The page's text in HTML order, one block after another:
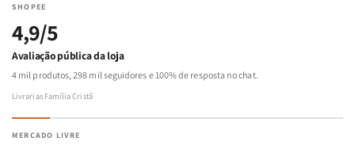
SHOPEE
4,9/5
Avaliação pública da loja
4 mil produtos, 298 mil seguidores e 100% de resposta no chat.
Livrarias Família Cristã
MERCADO LIVRE